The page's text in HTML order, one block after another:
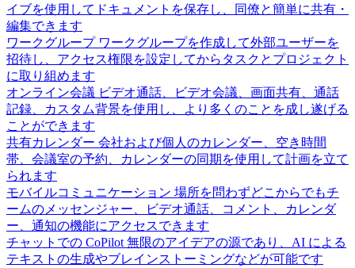
イブを使用してドキュメントを保存し、同僚と簡単に共有・
編集できます
ワークグループ ワークグループを作成して外部ユーザーを
招待し、アクセス権限を設定してからタスクとプロジェクト
に取り組めます
オンライン会議 ビデオ通話、ビデオ会議、画面共有、通話
記録、カスタム背景を使用し、より多くのことを成し遂げる
ことができます
共有カレンダー 会社および個人のカレンダー、空き時間
帯、会議室の予約、カレンダーの同期を使用して計画を立て
られます
モバイルコミュニケーション 場所を問わずどこからでもチ
ームのメッセンジャー、ビデオ通話、コメント、カレンダ
ー、通知の機能にアクセスできます
チャットでの CoPilot 無限のアイデアの源であり、AI による
テキストの生成やブレインストーミングなどが可能です